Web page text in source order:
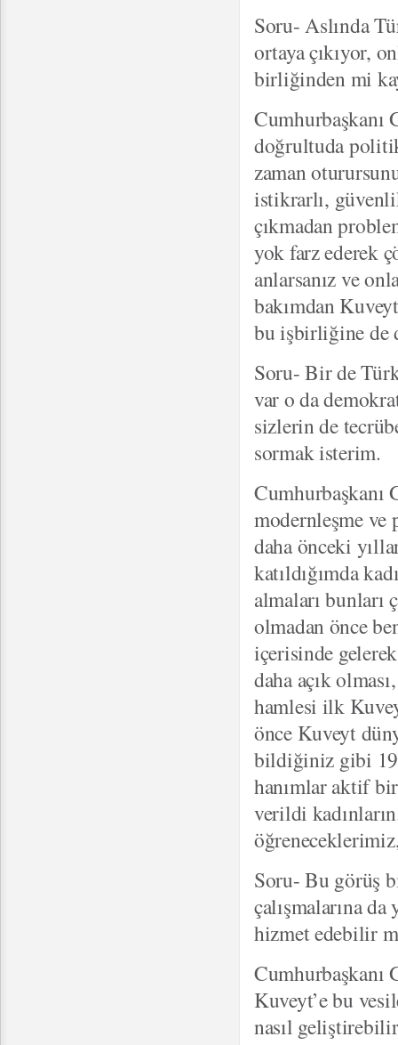
Soru- Aslında
ortaya çıkıyor,
birliğinden mi
Cumhurbaşkanı
doğrultuda
zaman
istikrarlı,
çıkmadan
yok farz ederek
anlarsanız ve
bakımdan
bu işbirliğine de
Soru- Bir de
var o da
sizlerin de
sormak isterim.
Cumhurbaşkanı
modernleşme ve
daha önceki
katıldığımda
almaları bunları
olmadan önce
içerisinde
daha açık
hamlesi ilk
önce Kuveyt
bildiğiniz gibi
hanımlar aktif
verildi
Soru- Bu görüş
çalışmalarına
hizmet edebilir
Kuveyt’e bu
nasıl